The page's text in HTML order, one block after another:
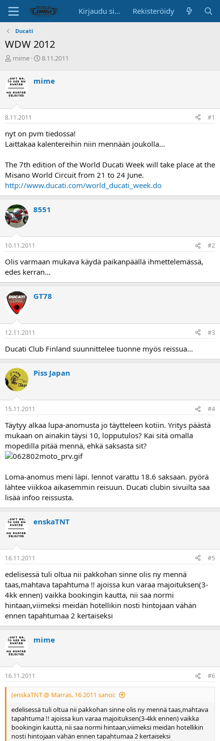
Kirjaudu sisään Rekisteröidy
Ducati
WDW 2012
K
s
k
u
t
e
u
n
l
o
i
t
a
j
a
mime
A
i
s
i
v
8.11.2011
mime
8.11.2011 #1
nyt on pvm tiedossa!
Laittakaa kalentereihin niin mennään joukolla...
The 7th edition of the World Ducati Week will take place at the
Misano World Circuit from 21 to 24 June.
http://www.ducati.com/world_ducati_week.do
8551
10.11.2011 #2
Olis varmaan mukava käydä paikanpäällä ihmettelemässä,
edes kerran...
GT78
12.11.2011 #3
Ducati Club Finland suunnittelee tuonne myös reissua...
Piss Japan
15.11.2011 #4
Täytyy alkaa lupa-anomusta jo täytteleen kotiin. Yritys päästä
mukaan on ainakin täysi 10, lopputulos? Kai sitä omalla
mopedilla pitää mennä, ehkä saksasta sit?
Loma-anomus meni läpi. lennot varattu 18.6 saksaan. pyörä
lähtee viikkoa aikasemmin reisuun. Ducati clubin sivuilta saa
lisää infoo reissusta.
enskaTNT
16.11.2011 #5
edelisessä tuli oltua nii pakkohan sinne olis ny mennä
taas,mahtava tapahtuma !! ajoissa kun varaa majoituksen(3-
4kk ennen) vaikka bookingin kautta, nii saa normi
hintaan,viimeksi meidän hotellikin nosti hintojaan vähän
ennen tapahtumaa 2 kertaiseksi
mime
16.11.2011 #6
(enskaTNT @ Marras. 16 2011 sanoi:
edelisessä tuli oltua nii pakkohan sinne olis ny mennä taas,mahtava
tapahtuma !! ajoissa kun varaa majoituksen(3-4kk ennen) vaikka
bookingin kautta, nii saa normi hintaan,viimeksi meidän hotellikin
nosti hintojaan vähän ennen tapahtumaa 2 kertaiseksi